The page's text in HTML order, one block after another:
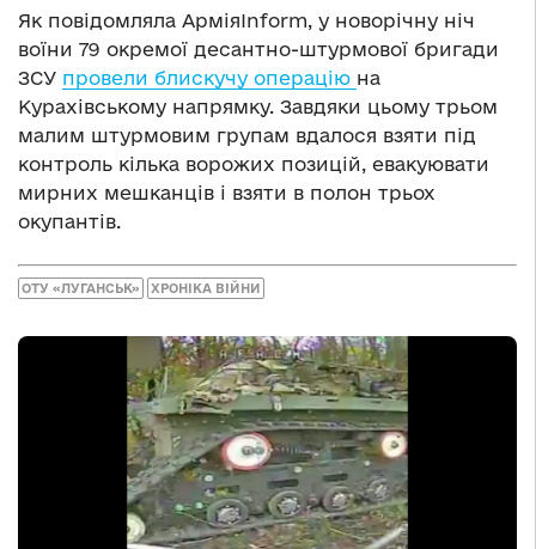
Як повідомляла АрміяInform, у новорічну ніч
воїни 79 окремої десантно-штурмової бригади
ЗСУ провели блискучу операцію на
Курахівському напрямку. Завдяки цьому трьом
малим штурмовим групам вдалося взяти під
контроль кілька ворожих позицій, евакуювати
мирних мешканців і взяти в полон трьох
окупантів.
ОТУ «ЛУГАНСЬК» ХРОНІКА ВІЙНИ